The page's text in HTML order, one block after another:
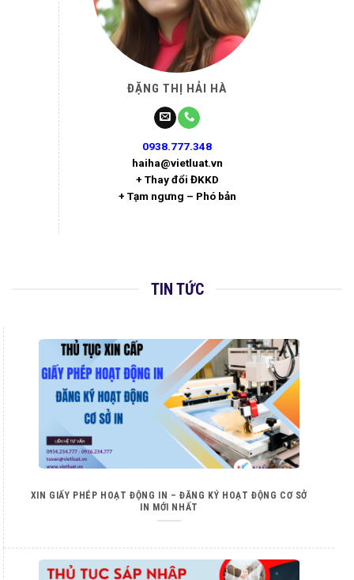
ĐẶNG THỊ HẢI HÀ
0938.777.348
haiha@vietluat.vn
+ Thay đổi ĐKKD
+ Tạm ngưng – Phó bản
TIN TỨC
XIN GIẤY PHÉP HOẠT ĐỘNG IN – ĐĂNG KÝ HOẠT ĐỘNG CƠ SỞ
IN MỚI NHẤT